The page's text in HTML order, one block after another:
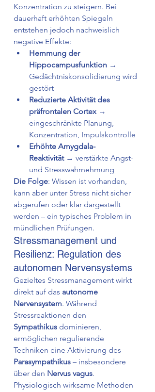
Konzentration zu steigern. Bei
dauerhaft erhöhten Spiegeln
entstehen jedoch nachweislich
negative Effekte:
Hemmung der
Hippocampusfunktion →
Gedächtniskonsolidierung wird
gestört
Reduzierte Aktivität des
präfrontalen Cortex →
eingeschränkte Planung,
Konzentration, Impulskontrolle
Erhöhte Amygdala-
Reaktivität → verstärkte Angst-
und Stresswahrnehmung
Die Folge: Wissen ist vorhanden,
kann aber unter Stress nicht sicher
abgerufen oder klar dargestellt
werden – ein typisches Problem in
mündlichen Prüfungen.
Stressmanagement und
Resilienz: Regulation des
autonomen Nervensystems
Gezieltes Stressmanagement wirkt
direkt auf das autonome
Nervensystem. Während
Stressreaktionen den
Sympathikus dominieren,
ermöglichen regulierende
Techniken eine Aktivierung des
Parasympathikus – insbesondere
über den Nervus vagus.
Physiologisch wirksame Methoden